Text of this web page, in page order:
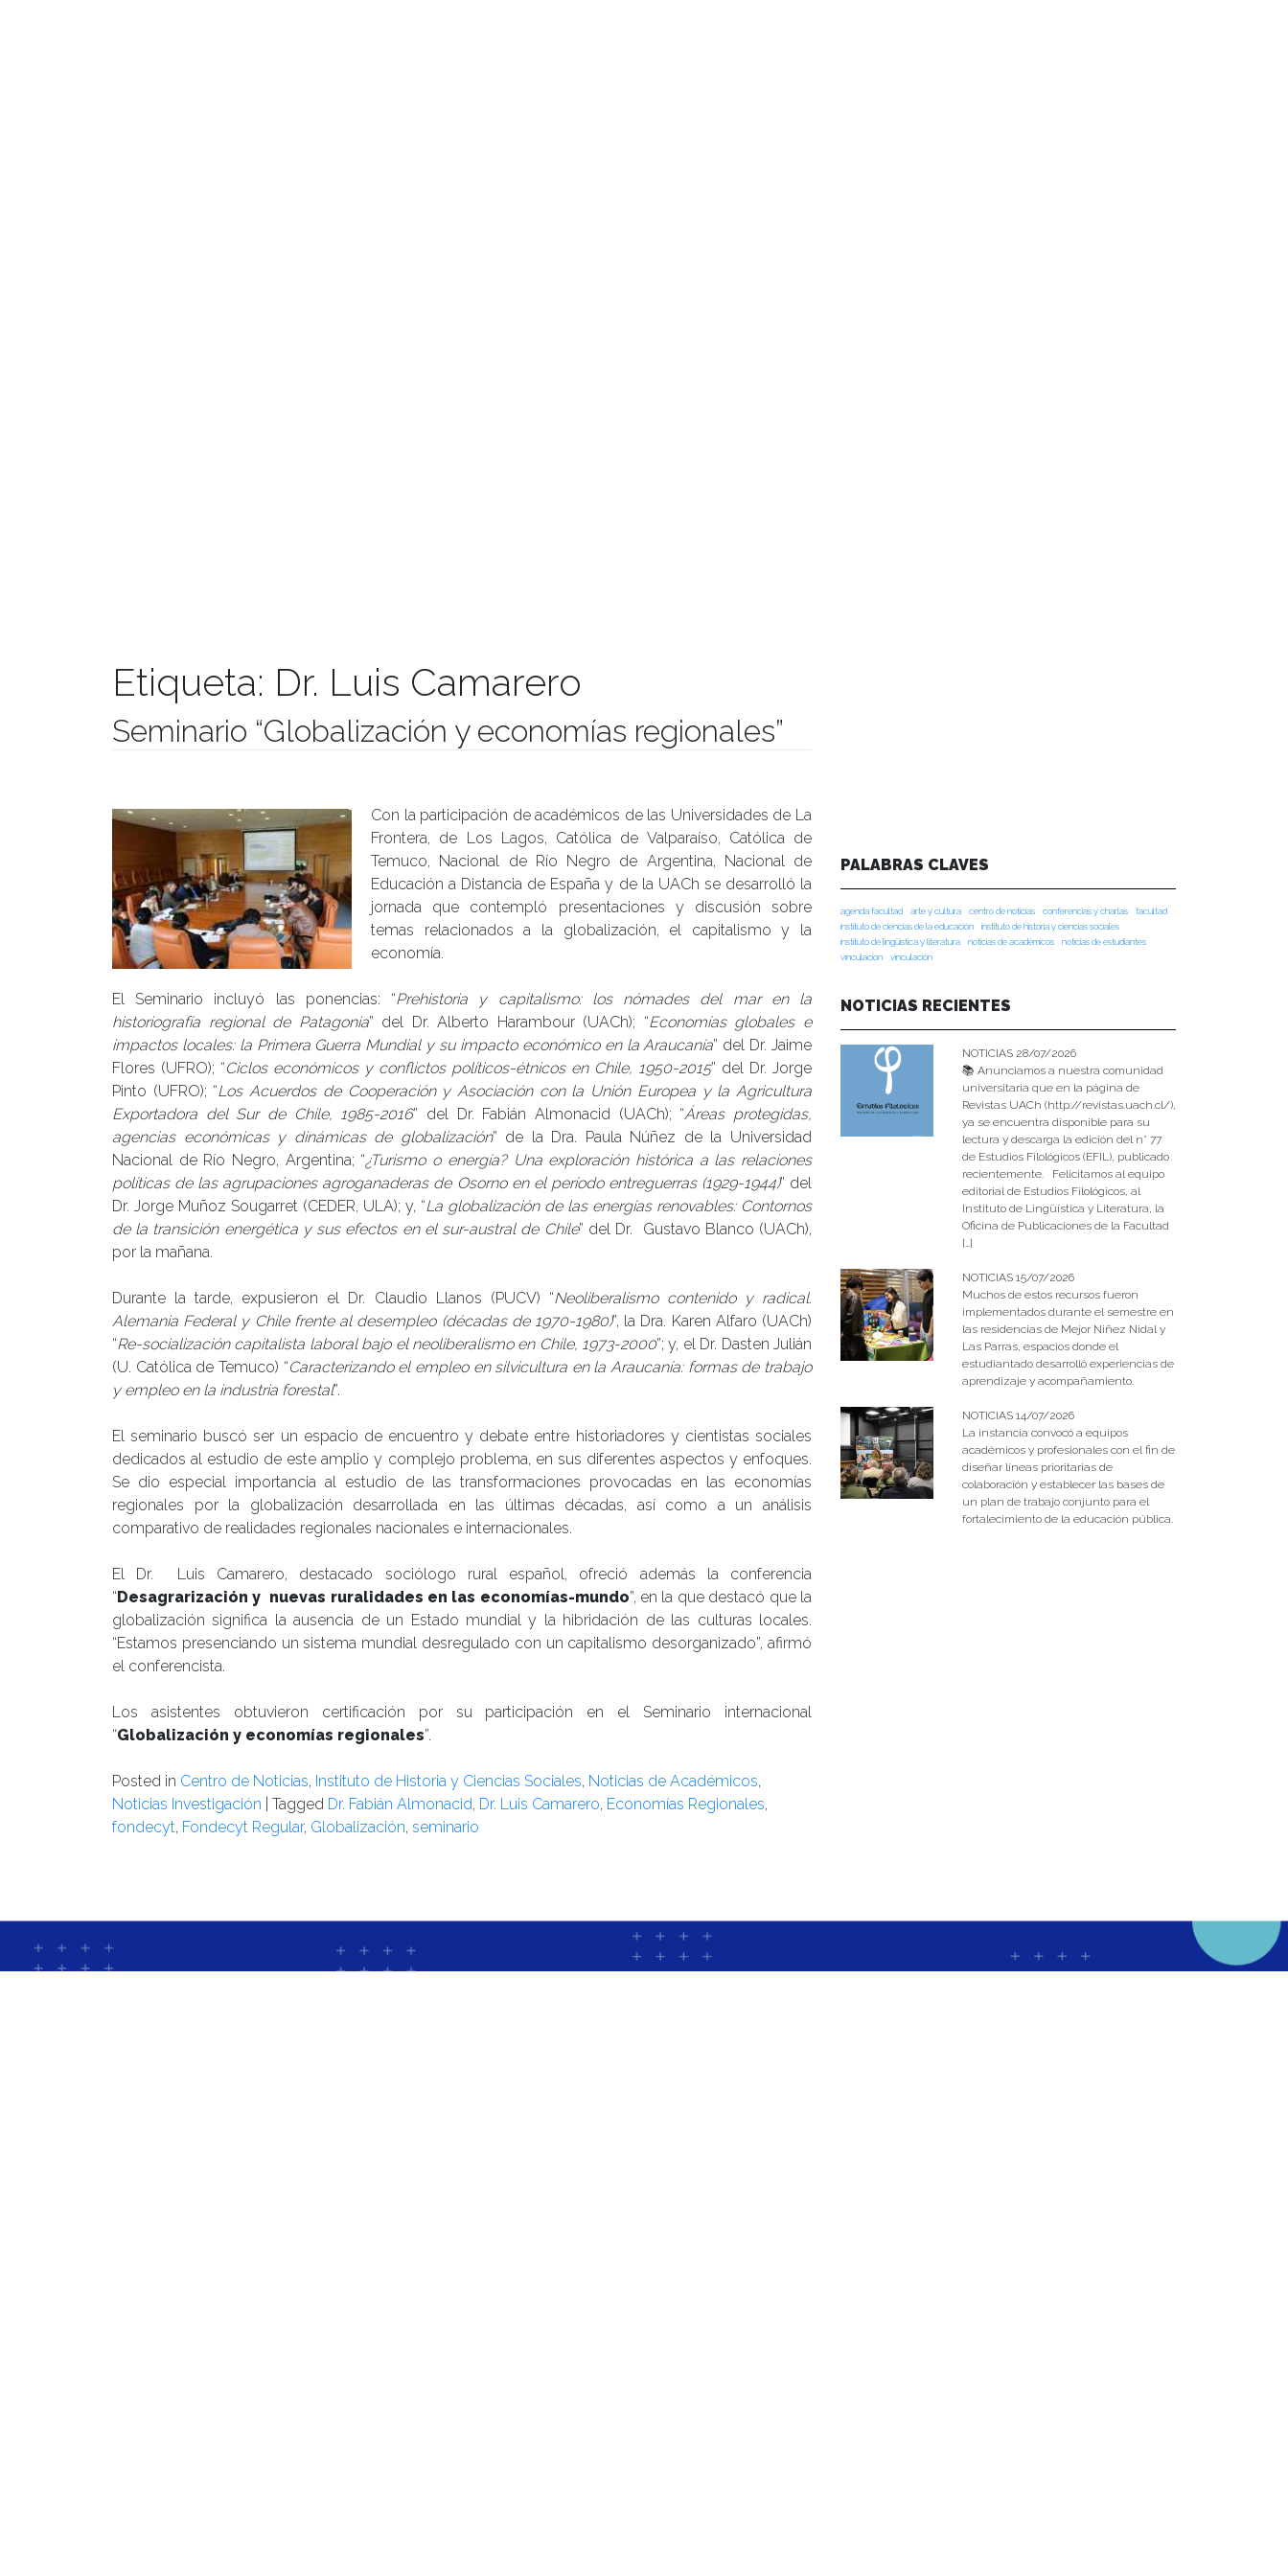
Etiqueta: Dr. Luis Camarero
Seminario “Globalización y economías regionales”
Con la participación de académicos de las Universidades de La
Frontera, de Los Lagos, Católica de Valparaíso, Católica de
Temuco, Nacional de Río Negro de Argentina, Nacional de
Educación a Distancia de España y de la UACh se desarrolló la
jornada que contempló presentaciones y discusión sobre
temas relacionados a la globalización, el capitalismo y la
economía.
El Seminario incluyó las ponencias: “Prehistoria y capitalismo: los nómades del mar en la
historiografía regional de Patagonia” del Dr. Alberto Harambour (UACh); “Economías globales e
impactos locales: la Primera Guerra Mundial y su impacto económico en la Araucanía” del Dr. Jaime
Flores (UFRO); “Ciclos económicos y conflictos políticos-étnicos en Chile, 1950-2015” del Dr. Jorge
Pinto (UFRO); “Los Acuerdos de Cooperación y Asociación con la Unión Europea y la Agricultura
Exportadora del Sur de Chile, 1985-2016” del Dr. Fabián Almonacid (UACh); “Áreas protegidas,
agencias económicas y dinámicas de globalización” de la Dra. Paula Núñez de la Universidad
Nacional de Río Negro, Argentina; “¿Turismo o energía? Una exploración histórica a las relaciones
políticas de las agrupaciones agroganaderas de Osorno en el período entreguerras (1929-1944)” del
Dr. Jorge Muñoz Sougarret (CEDER, ULA); y, “La globalización de las energías renovables: Contornos
de la transición energética y sus efectos en el sur-austral de Chile” del Dr. Gustavo Blanco (UACh),
por la mañana.
Durante la tarde, expusieron el Dr. Claudio Llanos (PUCV) “Neoliberalismo contenido y radical.
Alemania Federal y Chile frente al desempleo (décadas de 1970-1980)”, la Dra. Karen Alfaro (UACh)
“Re-socialización capitalista laboral bajo el neoliberalismo en Chile, 1973-2000”; y, el Dr. Dasten Julián
(U. Católica de Temuco) “Caracterizando el empleo en silvicultura en la Araucanía: formas de trabajo
y empleo en la industria forestal”.
El seminario buscó ser un espacio de encuentro y debate entre historiadores y cientistas sociales
dedicados al estudio de este amplio y complejo problema, en sus diferentes aspectos y enfoques.
Se dio especial importancia al estudio de las transformaciones provocadas en las economías
regionales por la globalización desarrollada en las últimas décadas, así como a un análisis
comparativo de realidades regionales nacionales e internacionales.
El Dr. Luis Camarero, destacado sociólogo rural español, ofreció además la conferencia
“ Desagrarización y nuevas ruralidades en las economías-mundo”, en la que destacó que la
globalización significa la ausencia de un Estado mundial y la hibridación de las culturas locales.
“Estamos presenciando un sistema mundial desregulado con un capitalismo desorganizado”, afirmó
el conferencista.
Los asistentes obtuvieron certificación por su participación en el Seminario internacional
“Globalización y economías regionales”.
Posted in Centro de Noticias, Instituto de Historia y Ciencias Sociales, Noticias de Académicos,
Noticias Investigación
Tagged Dr. Fabián Almonacid, Dr. Luis Camarero, Economías Regionales,
fondecyt, Fondecyt Regular, Globalización, seminario
PALABRAS CLAVES
agenda facultad arte y cultura centro de noticias conferencias y charlas
facultad
instituto de ciencias de la educación
instituto de historia y ciencias sociales
instituto de lingüística y literatura
noticias de académicos
noticias de estudiantes
vinculacion
vinculación
NOTICIAS RECIENTES
NOTICIAS 28/07/2026
📚 Anunciamos a nuestra comunidad
universitaria que en la página de
Revistas UACh (http://revistas.uach.cl/),
ya se encuentra disponible para su
lectura y descarga la edición del n° 77
de Estudios Filológicos (EFIL), publicado
recientemente. Felicitamos al equipo
editorial de Estudios Filológicos, al
Instituto de Lingüística y Literatura, la
Oficina de Publicaciones de la Facultad
[…]
NOTICIAS 15/07/2026
Muchos de estos recursos fueron
implementados durante el semestre en
las residencias de Mejor Niñez Nidal y
Las Parras, espacios donde el
estudiantado desarrolló experiencias de
aprendizaje y acompañamiento.
NOTICIAS 14/07/2026
La instancia convocó a equipos
académicos y profesionales con el fin de
diseñar líneas prioritarias de
colaboración y establecer las bases de
un plan de trabajo conjunto para el
fortalecimiento de la educación pública.